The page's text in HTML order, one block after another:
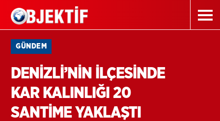
GÜNDEM
DENİZLİ’NİN İLÇESİNDE
KAR KALINLIĞI 20
SANTİME YAKLAŞTI